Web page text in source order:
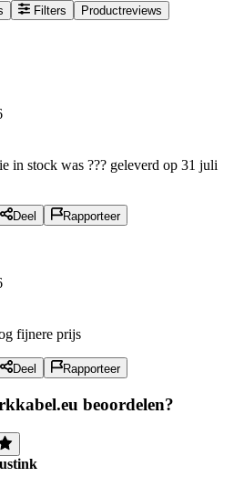
Filters Productreviews
in stock was ??? geleverd op 31 juli
Deel Rapporteer
fijnere prijs
Deel Rapporteer
beoordelen?